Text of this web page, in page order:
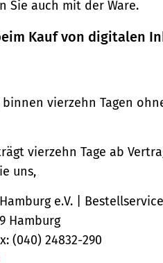
Sie auch mit der Ware.
Kauf von digitalen
vierzehn Tagen
vierzehn Tage ab
uns,
e.V. | Bestellservice
Hamburg
(040) 24832-290